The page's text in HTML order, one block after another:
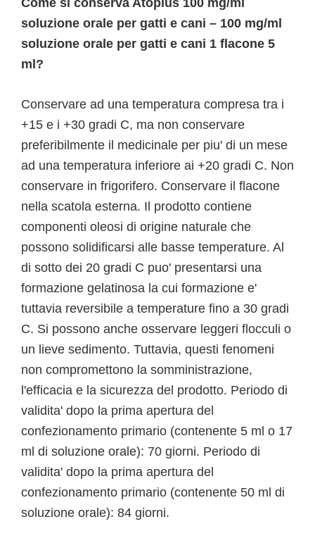
Come si conserva Atoplus 100 mg/ml
soluzione orale per gatti e cani – 100 mg/ml
soluzione orale per gatti e cani 1 flacone 5
ml?
Conservare ad una temperatura compresa tra i
+15 e i +30 gradi C, ma non conservare
preferibilmente il medicinale per piu' di un mese
ad una temperatura inferiore ai +20 gradi C. Non
conservare in frigorifero. Conservare il flacone
nella scatola esterna. Il prodotto contiene
componenti oleosi di origine naturale che
possono solidificarsi alle basse temperature. Al
di sotto dei 20 gradi C puo' presentarsi una
formazione gelatinosa la cui formazione e'
tuttavia reversibile a temperature fino a 30 gradi
C. Si possono anche osservare leggeri flocculi o
un lieve sedimento. Tuttavia, questi fenomeni
non compromettono la somministrazione,
l'efficacia e la sicurezza del prodotto. Periodo di
validita' dopo la prima apertura del
confezionamento primario (contenente 5 ml o 17
ml di soluzione orale): 70 giorni. Periodo di
validita' dopo la prima apertura del
confezionamento primario (contenente 50 ml di
soluzione orale): 84 giorni.